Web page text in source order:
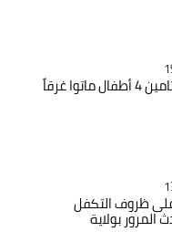
سطيف: انتشال جثامين 4 أطفال ماتوا غرقاً
ظروف التكفل
بولاية